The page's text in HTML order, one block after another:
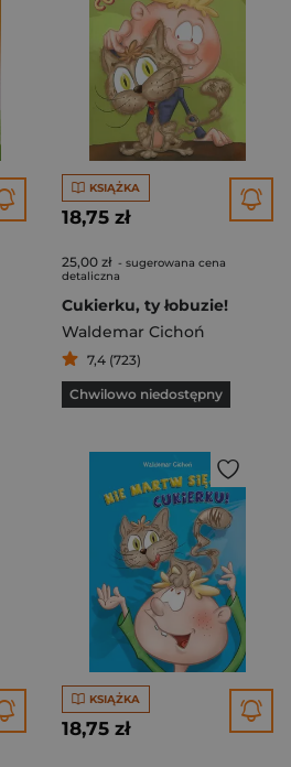
KSIĄŻKA
18,75 zł
25,00 zł - sugerowana cena
detaliczna
Cukierku, ty łobuzie!
Waldemar Cichoń
7,4 (723)
Chwilowo niedostępny
KSIĄŻKA
18,75 zł